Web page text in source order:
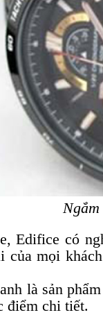
Edifice có
của mọi
là sản
điểm chi tiết.